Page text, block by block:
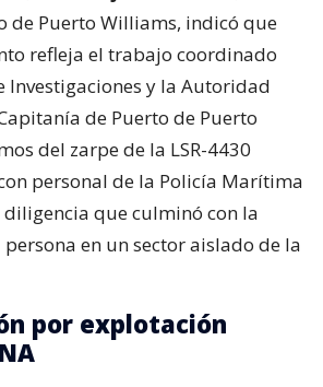
de Puerto Williams, indicó que
refleja el trabajo coordinado
Investigaciones y la Autoridad
de Puerto de Puerto
del zarpe de la LSR-4430
personal de la Policía Marítima
que culminó con la
en un sector aislado de la
por explotación